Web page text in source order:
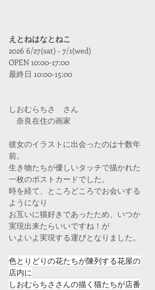
えとねはなとねこ
2026 6/27(sat) - 7/1(wed)
OPEN 10:00-17:00
最終日 10:00-15:00
しおむらちさ　さん
奈良在住の画家
彼女のイラストに出会ったのは十数年
前。
生き物たちが優しいタッチで描かれた
一枚のポストカードでした。
時を経て、ところどころでお会いする
ようになり
お互いに猫好きであったため、いつか
実現出来たらいいですね！が
いよいよ実現する運びとなりました。
色とりどりの花たちが陳列する花屋の
店内に
しおむらちささんの描く猫たちが店番